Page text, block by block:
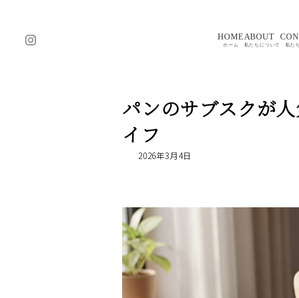
Instagram HOME
ホーム
ABOUT
私たちについて 私た
パンのサブスクが
イフ
2026年3月4日